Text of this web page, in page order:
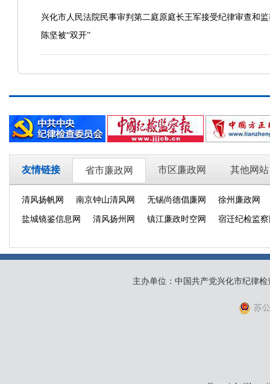
兴化市人民法院民事审判第二庭原庭长王军接受纪律审查和
陈坚被“双开”
友情链接 省市廉政网 市区廉政网 其他网站
清风扬帆网 南京钟山清风网 无锡尚德倡廉网 徐州廉政网
盐城镜鉴信息网 清风扬州网 镇江廉政时空网 宿迁纪检监
主办单位：中国共产党兴化市纪律
苏